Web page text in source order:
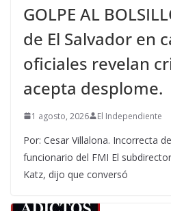
GOLPE AL
de El Salvador en
oficiales revelan
acepta desplome.
1 agosto, 2026 El Independiente
Por: Cesar Villalona. Incorrecta
funcionario del FMI El
Katz, dijo que conversó